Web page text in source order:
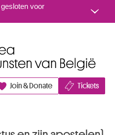
Naar inhoud
voor
Join & Donate Tickets